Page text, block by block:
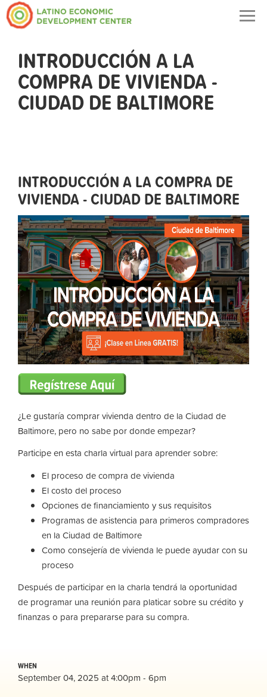
INTRODUCCIÓN A LA
COMPRA DE VIVIENDA -
CIUDAD DE BALTIMORE
INTRODUCCIÓN A LA COMPRA DE
VIVIENDA - CIUDAD DE BALTIMORE
¿Le gustaría comprar vivienda dentro de la Ciudad de
Baltimore, pero no sabe por donde empezar?
Participe en esta charla virtual para aprender sobre:
El proceso de compra de vivienda
El costo del proceso
Opciones de financiamiento y sus requisitos
Programas de asistencia para primeros compradores
en la Ciudad de Baltimore
Como consejería de vivienda le puede ayudar con su
proceso
Después de participar en la charla tendrá la oportunidad
de programar una reunión para platicar sobre su crédito y
finanzas o para prepararse para su compra.
WHEN
September 04, 2025 at 4:00pm - 6pm